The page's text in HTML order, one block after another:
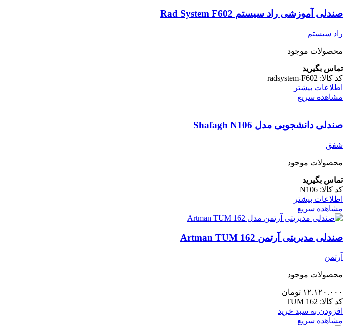
صندلی آموزشی راد سیستم Rad System F602
راد سیستم
محصولات موجود
تماس بگیرید
کد کالا: radsystem-F602
اطلاعات بیشتر
مشاهده سریع
صندلی دانشجویی مدل Shafagh N106
شفق
محصولات موجود
تماس بگیرید
کد کالا: N106
اطلاعات بیشتر
مشاهده سریع
صندلی مدیریتی آرتمن Artman TUM 162
آرتمن
محصولات موجود
۱۲.۱۲۰.۰۰۰ تومان
کد کالا: TUM 162
افزودن به سبد خرید
مشاهده سریع